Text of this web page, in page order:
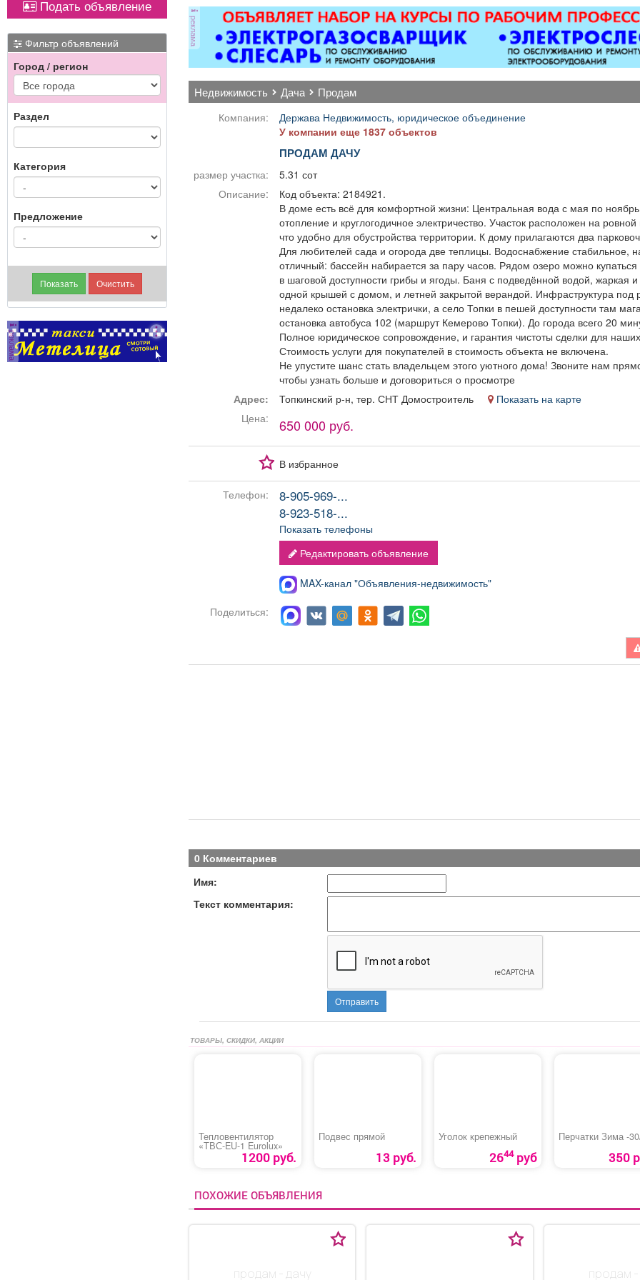
оборудованием,
имеется парковка, торг
уместен.
Вывоз мусора.
ковер»).
-
всем
перед
-
гигиены, а
бара. -
отдыха,
-
Сменный
бизнес и
Подать объявление
Фильтр объявлений
Город / регион
Раздел
Категория
Предложение
реклама
реклама
недвижимость дача продам
Компания:
Держава Недвижимость, юридическое объединение
У компании еще 1837 объектов
ПРОДАМ ДАЧУ
размер участка:
5.31 сот
Описание:
Код объекта: 2184921.
В доме есть всё для комфортной жизни: Центральная вода с мая по
отопление и круглогодичное электричество. Участок расположен на ровной
что удобно для обустройства территории. К дому прилагаются два
Для любителей сада и огорода две теплицы. Водоснабжение стабильное,
отличный: бассейн набирается за пару часов. Рядом озеро можно
в шаговой доступности грибы и ягоды. Баня с подведённой водой, жаркая
одной крышей с домом, и летней закрытой верандой. Инфраструктура под
недалеко остановка электрички, а село Топки в пешей доступности там
остановка автобуса 102 (маршрут Кемерово Топки). До города всего 20
Полное юридическое сопровождение, и гарантия чистоты сделки для
Стоимость услуги для покупателей в стоимость объекта не включена.
Не упустите шанс стать владельцем этого уютного дома! Звоните нам
чтобы узнать больше и договориться о просмотре
Адрес:
Топкинский р-н, тер. СНТ Домостроитель
Показать на карте
Цена:
650 000 руб.
В избранное
Телефон:
8-905-969-...
8-923-518-...
Показать телефоны
Редактировать объявление
MAX-канал "Объявления-недвижимость"
Поделиться:
0 Комментариев
Имя:
Текст комментария:
Отправить
ТОВАРЫ, СКИДКИ, АКЦИИ
Тепловентилятор
«ТВС-EU-1 Eurolux»
1200 руб.
Подвес прямой
13 руб.
Уголок крепежный
2644руб
Перчатки Зима -
350
ПОХОЖИЕ ОБЪЯВЛЕНИЯ
продам - дачу
продам -